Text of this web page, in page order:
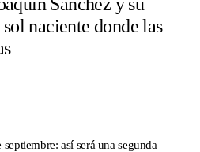
naciente donde las
septiembre: así será una segunda